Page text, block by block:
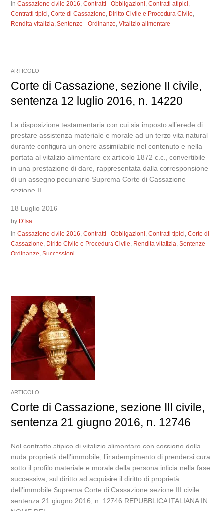
InCassazione civile 2016,Contratti - Obbligazioni,Contratti atipici,
Contratti tipici,Corte di Cassazione, Diritto Civile e Procedura Civile,
Rendita vitalizia,Sentenze - Ordinanze,Vitalizio alimentare
ARTICOLO
Corte di Cassazione, sezione II civile,
sentenza 12 luglio 2016, n. 14220
La disposizione testamentaria con cui sia imposto all’erede di
prestare assistenza materiale e morale ad un terzo vita natural
durante configura un onere assimilabile nel contenuto e nella
portata al vitalizio alimentare ex articolo 1872 c.c., convertibile
in una prestazione di dare, rappresentata dalla corresponsione
di un assegno pecuniario Suprema Corte di Cassazione
sezione II...
18 Luglio 2016
by D'Isa
InCassazione civile 2016,Contratti - Obbligazioni,Contratti tipici,Corte di
Cassazione, Diritto Civile e Procedura Civile, Rendita vitalizia,Sentenze -
Ordinanze,Successioni
ARTICOLO
Corte di Cassazione, sezione III civile,
sentenza 21 giugno 2016, n. 12746
Nel contratto atipico di vitalizio alimentare con cessione della
nuda proprietà dell’immobile, l’inadempimento di prendersi cura
sotto il profilo materiale e morale della persona inficia nella fase
successiva, sul diritto ad acquisire il diritto di proprietà
dell’immobile Suprema Corte di Cassazione sezione III civile
sentenza 21 giugno 2016, n. 12746 REPUBBLICA ITALIANA IN